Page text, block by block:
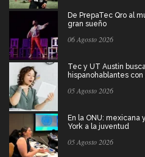
De PrepaTec Qro al
gran sueño
06 Agosto 2026
Tec y UT Austin
hispanohablantes con
05 Agosto 2026
En la ONU: mexicana
York a la juventud
05 Agosto 2026